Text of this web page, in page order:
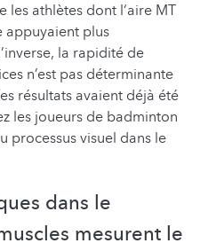
les athlètes dont l‘aire MT
appuyaient plus
la rapidité de
n’est pas déterminante
résultats avaient déjà été
les joueurs de badminton
processus visuel dans le
dans le
mesurent le